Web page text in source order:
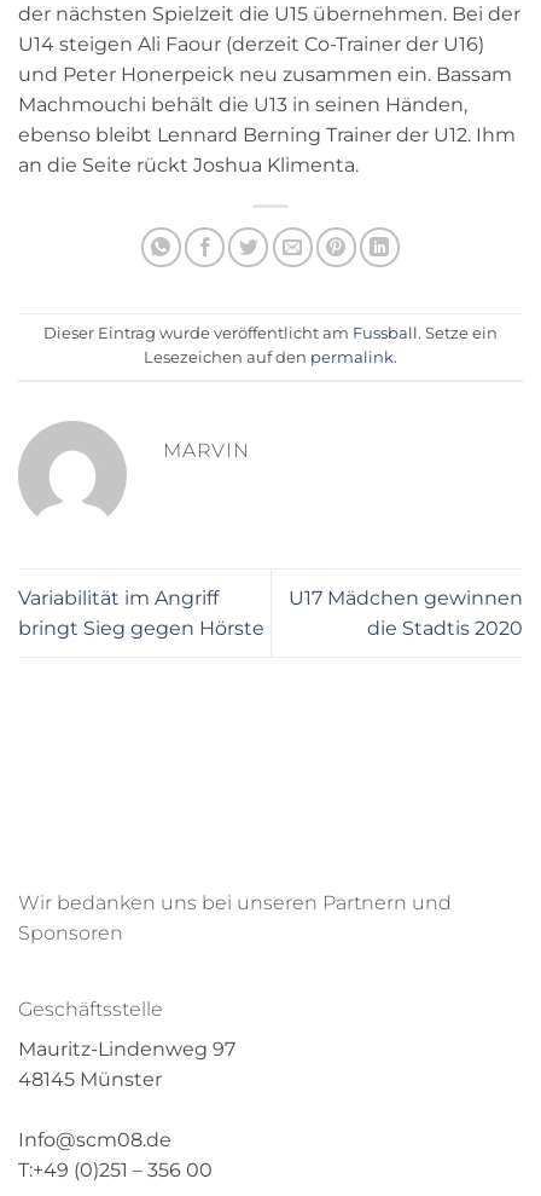
der nächsten Spielzeit die U15 übernehmen. Bei der
U14 steigen Ali Faour (derzeit Co-Trainer der U16)
und Peter Honerpeick neu zusammen ein. Bassam
Machmouchi behält die U13 in seinen Händen,
ebenso bleibt Lennard Berning Trainer der U12. Ihm
an die Seite rückt Joshua Klimenta.
Dieser Eintrag wurde veröffentlicht am Fussball . Setze ein
Lesezeichen auf den permalink.
MARVIN
Variabilität im Angriff
bringt Sieg gegen Hörste
U17 Mädchen gewinnen
die Stadtis 2020
Wir bedanken uns bei unseren Partnern und
Sponsoren
Geschäftsstelle
Mauritz-Lindenweg 97
48145 Münster
Info@scm08.de
T:+49 (0)251 – 356 00